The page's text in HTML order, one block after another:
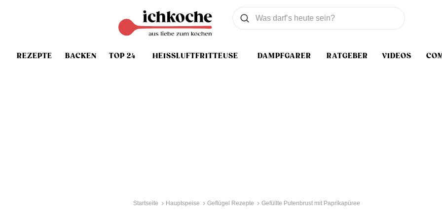
REZEPTE BACKEN TOP 24 HEISSLUFTFRITTEUSE DAMPFGARER RATGEBER VIDEOS
Was wollen Sie suchen
Suchen
Startseite Hauptspeise Geflügel Rezepte Gefüllte Putenbrust mit Paprikapüree